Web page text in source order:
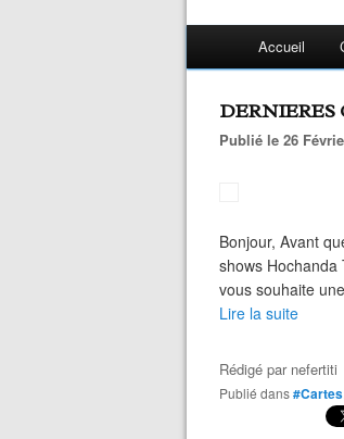
Accueil
DERNIERES
Publié le 26
Bonjour, Avant
shows
vous souhaite
Lire la suite
Rédigé par nefertiti
Publié dans#Cartes